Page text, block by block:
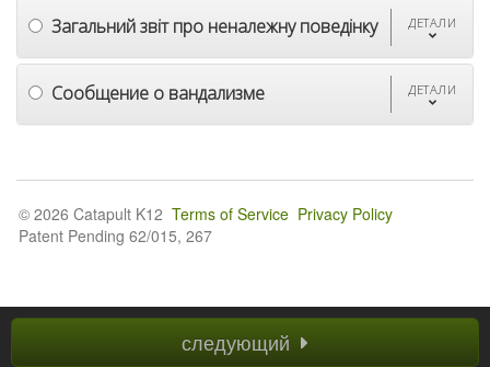
Загальний звіт про неналежну поведінку ДЕТАЛИ
Сообщение о вандализме ДЕТАЛИ
следующий
© 2026 Catapult K12 Terms of Service Privacy Policy
Patent Pending 62/015, 267